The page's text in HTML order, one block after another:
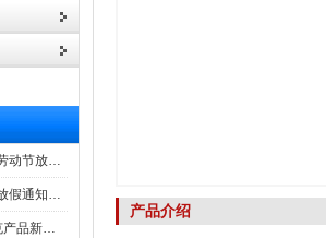
2026年上海维特锐五一劳动节放假通知
2026年上海维特锐春节放假通知及调班安排
2026德国HYDAC贺德克产品新到一批现货
产品介绍